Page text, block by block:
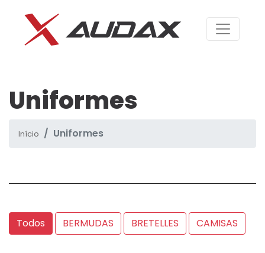
Uniformes
Início Uniformes
Todos BERMUDAS BRETELLES CAMISAS